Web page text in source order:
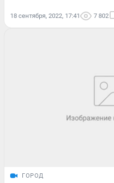
18 сентября, 2022, 17:41 7 802
ГОРОД